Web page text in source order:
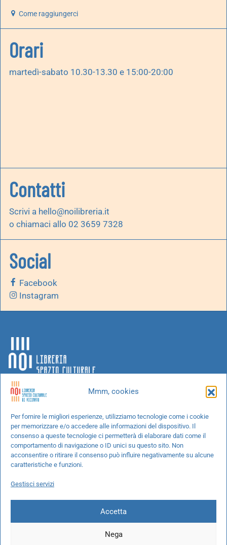
Mmm, cookies
Per fornire le migliori esperienze, utilizziamo tecnologie come i cookie
per memorizzare e/o accedere alle informazioni del dispositivo. Il
consenso a queste tecnologie ci permetterà di elaborare dati come il
comportamento di navigazione o ID unici su questo sito. Non
acconsentire o ritirare il consenso può influire negativamente su alcune
caratteristiche e funzioni.
Gestisci servizi
Accetta
Nega
Come raggiungerci
Orari
martedì-sabato 10.30-13.30 e 15:00-20:00
Contatti
Scrivi a hello@noilibreria.it
o chiamaci allo 02 3659 7328
Social
Facebook
Instagram
Chi siamo
Progetti speciali
Richiedi un libro
Spedizioni
Cookie Policy